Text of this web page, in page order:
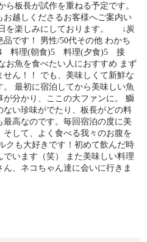
板長が試作を重ねる予定です。
越しくださるお客様へご案内い
を楽しみにしております。 ↓炭
です！ 男性/50代その他 わかち
料理(朝食)5 料理(夕食)5 接
魚を食べたい人におすすめ まず
ん！！ でも、美味しくて新鮮な
最初に宿泊してから美味しい魚
分かり、ここの大ファンに。 鰤
い珍味がでたり、板長がどの料
高なのです。毎回宿泊の度に美
して、よく食べる我々のお腹を
クも大好きです！初めて飲んだ時
います（笑） また美味しい料理
、ネコちゃん達に会いに行きま